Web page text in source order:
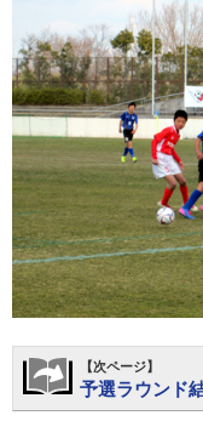
【次ページ】
予選ラウンド